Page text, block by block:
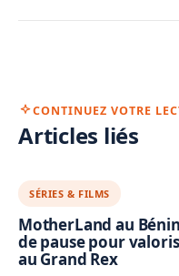
CONTINUEZ VOTRE
Articles liés
SÉRIES & FILMS
MotherLand au
de pause pour
au Grand Rex